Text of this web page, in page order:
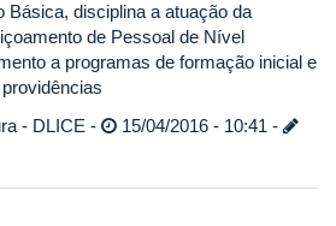
Básica, disciplina a atuação da
de Pessoal de Nível
a programas de formação inicial e
- DLICE -
15/04/2016 - 10:41 -